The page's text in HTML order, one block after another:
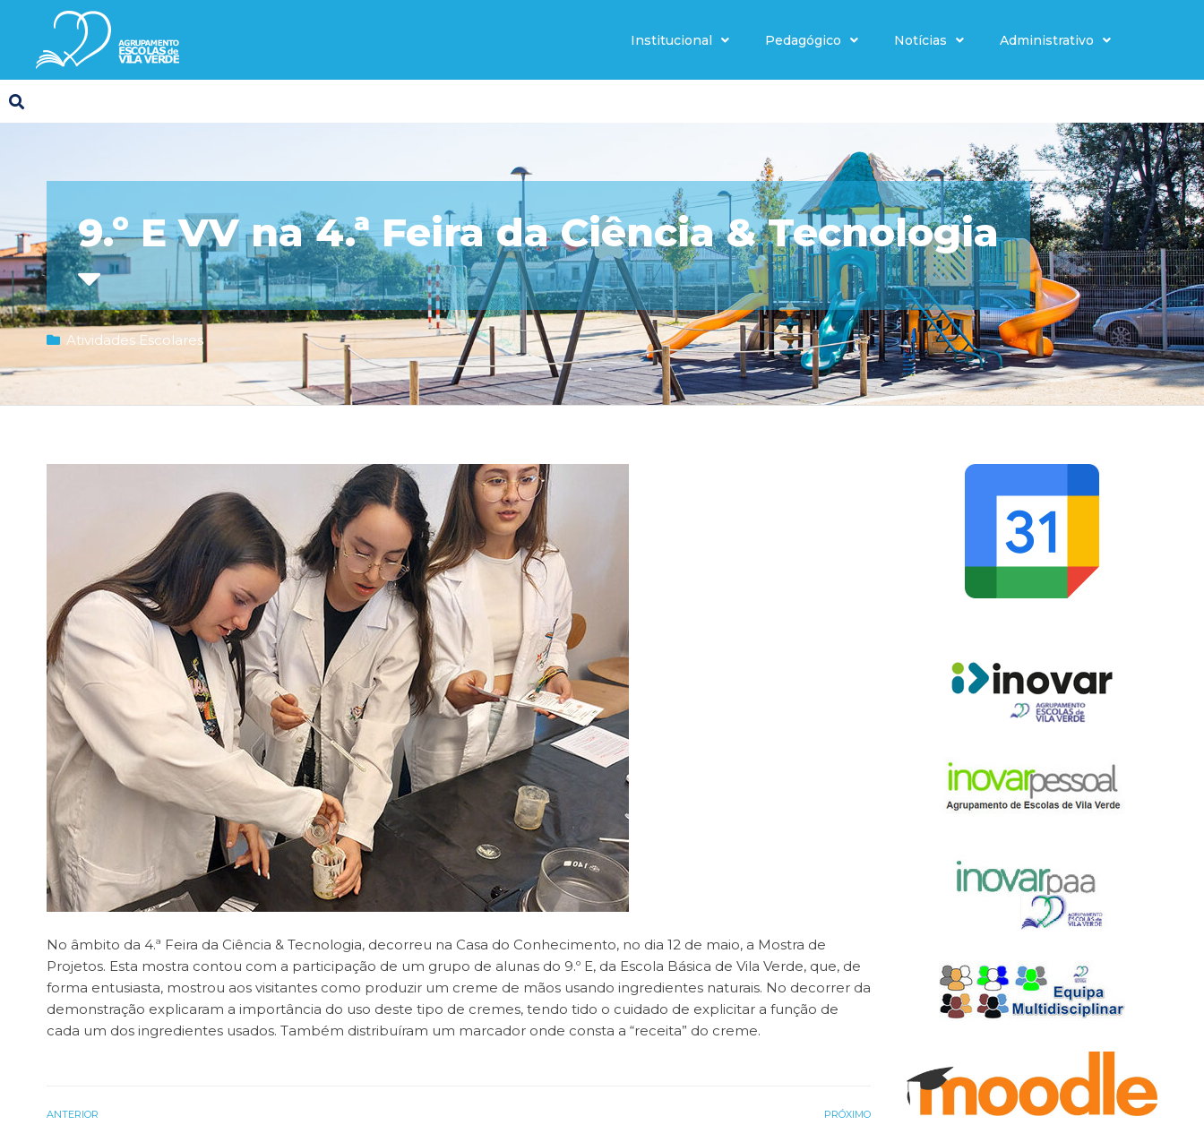
Institucional Pedagógico Notícias Administrativo
9.º E VV na 4.ª Feira da Ciência & Tecnologia
Atividades Escolares
No âmbito da 4.ª Feira da Ciência & Tecnologia, decorreu na Casa do Conhecimento, no dia 12 de maio, a Mostra de
Projetos. Esta mostra contou com a participação de um grupo de alunas do 9.º E, da Escola Básica de Vila Verde, que, de
forma entusiasta, mostrou aos visitantes como produzir um creme de mãos usando ingredientes naturais. No decorrer da
demonstração explicaram a importância do uso deste tipo de cremes, tendo tido o cuidado de explicitar a função de
cada um dos ingredientes usados. Também distribuíram um marcador onde consta a “receita” do creme.
ANTERIOR PRÓXIMO